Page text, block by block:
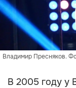
Владимир Пресняков.
В 2005 году у